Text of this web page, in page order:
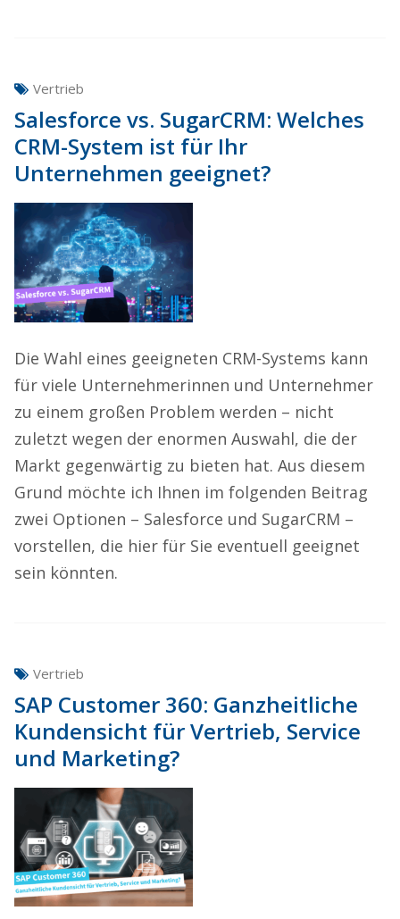
Vertrieb
Salesforce vs. SugarCRM: Welches
CRM-System ist für Ihr
Unternehmen geeignet?
Die Wahl eines geeigneten CRM-Systems kann
für viele Unternehmerinnen und Unternehmer
zu einem großen Problem werden – nicht
zuletzt wegen der enormen Auswahl, die der
Markt gegenwärtig zu bieten hat. Aus diesem
Grund möchte ich Ihnen im folgenden Beitrag
zwei Optionen – Salesforce und SugarCRM –
vorstellen, die hier für Sie eventuell geeignet
sein könnten.
Vertrieb
SAP Customer 360: Ganzheitliche
Kundensicht für Vertrieb, Service
und Marketing?